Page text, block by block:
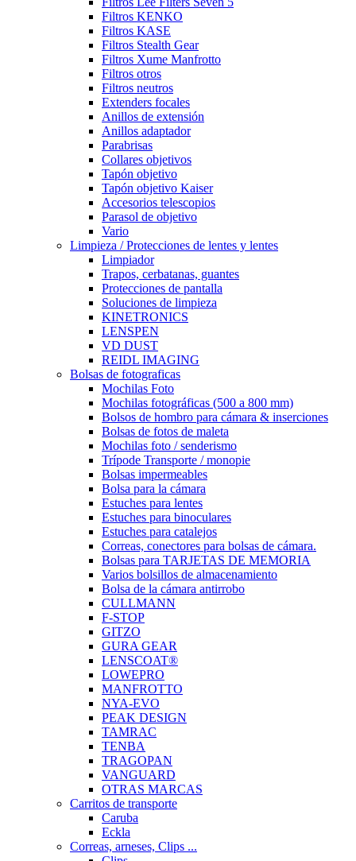
Filtros KENKO
Filtros KASE
Filtros Stealth Gear
Filtros Xume Manfrotto
Filtros otros
Filtros neutros
Extenders focales
Anillos de extensión
Anillos adaptador
Parabrisas
Collares objetivos
Tapón objetivo
Tapón objetivo Kaiser
Accesorios telescopios
Parasol de objetivo
Vario
Limpieza / Protecciones de lentes y lentes
Limpiador
Trapos, cerbatanas, guantes
Protecciones de pantalla
Soluciones de limpieza
KINETRONICS
LENSPEN
VD DUST
REIDL IMAGING
Bolsas de fotograficas
Mochilas Foto
Mochilas fotográficas (500 a 800 mm)
Bolsos de hombro para cámara & inserciones
Bolsas de fotos de maleta
Mochilas foto / senderismo
Trípode Transporte / monopie
Bolsas impermeables
Bolsa para la cámara
Estuches para lentes
Estuches para binoculares
Estuches para catalejos
Correas, conectores para bolsas de cámara.
Bolsas para TARJETAS DE MEMORIA
Varios bolsillos de almacenamiento
Bolsa de la cámara antirrobo
CULLMANN
F-STOP
GITZO
GURA GEAR
LENSCOAT®
LOWEPRO
MANFROTTO
NYA-EVO
PEAK DESIGN
TAMRAC
TENBA
TRAGOPAN
VANGUARD
OTRAS MARCAS
Carritos de transporte
Caruba
Eckla
Correas, arneses, Clips ...